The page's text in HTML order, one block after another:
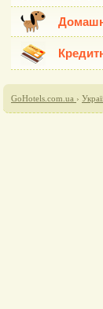
GoHotels.com.ua ›